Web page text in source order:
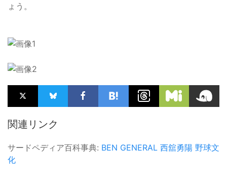
ょう。
関連リンク
サードペディア百科事典: BEN GENERAL 西舘勇陽 野球文
化